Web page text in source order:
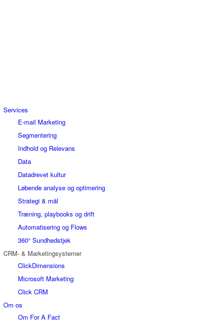
Services
E-mail Marketing
Segmentering
Indhold og Relevans
Data
Datadrevet kultur
Løbende analyse og optimering
Strategi & mål
Træning, playbooks og drift
Automatisering og Flows
360° Sundhedstjek
CRM- & Marketingsystemer
ClickDimensions
Microsoft Marketing
Click CRM
Om os
Om For A Fact